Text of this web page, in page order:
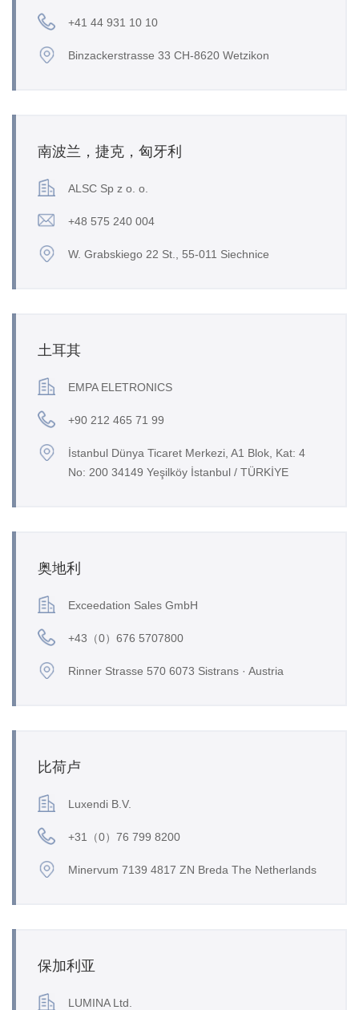
+41 44 931 10 10
Binzackerstrasse 33 CH-8620 Wetzikon
南波兰，捷克，匈牙利
ALSC Sp z o. o.
+48 575 240 004
W. Grabskiego 22 St., 55-011 Siechnice
土耳其
EMPA ELETRONICS
+90 212 465 71 99
İstanbul Dünya Ticaret Merkezi, A1 Blok, Kat: 4
No: 200 34149 Yeşilköy İstanbul / TÜRKİYE
奥地利
Exceedation Sales GmbH
+43（0）676 5707800
Rinner Strasse 570 6073 Sistrans · Austria
比荷卢
Luxendi B.V.
+31（0）76 799 8200
Minervum 7139 4817 ZN Breda The Netherlands
保加利亚
LUMINA Ltd.